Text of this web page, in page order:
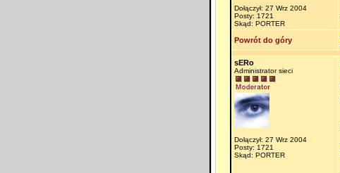
Dołączył: 27 Wrz 2004
Posty: 1721
Skąd: PORTER
Powrót do góry
sERo
Administrator sieci
Dołączył: 27 Wrz 2004
Posty: 1721
Skąd: PORTER